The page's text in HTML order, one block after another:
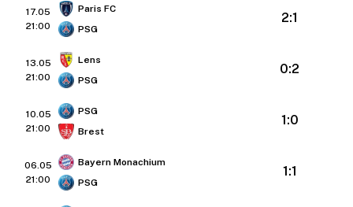
17.05
21:00
Paris FC
PSG
2:1
13.05
21:00
Lens
PSG
0:2
10.05
21:00
PSG
Brest
1:0
06.05
21:00
Bayern Monachium
PSG
1:1